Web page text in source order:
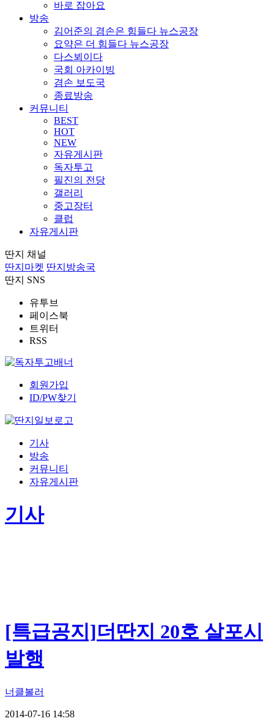
바로 잡아요
방송
김어준의 겸손은 힘들다 뉴스공장
요약은 더 힘들다 뉴스공장
다스뵈이다
국회 아카이빙
겸손 보도국
종료방송
커뮤니티
BEST
HOT
NEW
자유게시판
독자투고
필진의 전당
갤러리
중고장터
클럽
자유게시판
딴지 채널
딴지마켓 딴지방송국
딴지 SNS
유투브
페이스북
트위터
RSS
회원가입
ID/PW찾기
기사
방송
커뮤니티
자유게시판
기사
[특급공지]더딴지 20호 살포시
발행
너클볼러
2014-07-16 14:58